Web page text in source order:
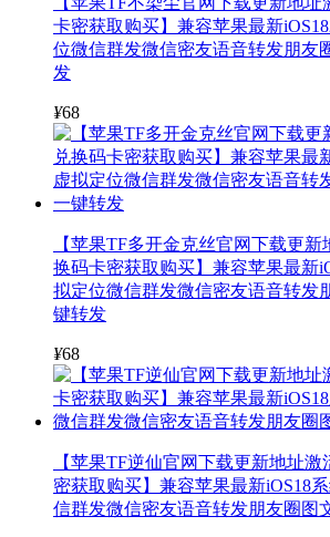
卡密获取购买】兼容苹果最新
位微信群发微信密友语音转发朋友
发
¥68
【苹果TF多开金克丝官网下载更
换码卡密获取购买】兼容苹果最新
拟定位微信群发微信密友语音转发
键转发
¥68
【苹果TF逆仙官网下载更新地址
密获取购买】兼容苹果最新iOS18
信群发微信密友语音转发朋友圈图